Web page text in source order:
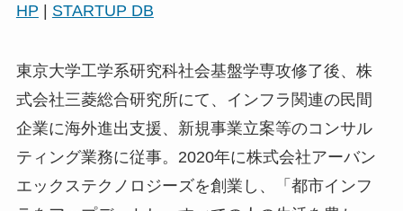
HP | STARTUP DB
東京大学工学系研究科社会基盤学専攻修了後、株
式会社三菱総合研究所にて、インフラ関連の民間
企業に海外進出支援、新規事業立案等のコンサル
ティング業務に従事。2020年に株式会社アーバン
エックステクノロジーズを創業し、「都市インフ